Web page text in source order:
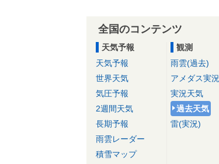
全国のコンテンツ
天気予報
天気予報
世界天気
気圧予報
2週間天気
長期予報
雨雲レーダー
積雪マップ
観測
雨雲(過去)
アメダス実況
実況天気
過去天気
雷(実況)